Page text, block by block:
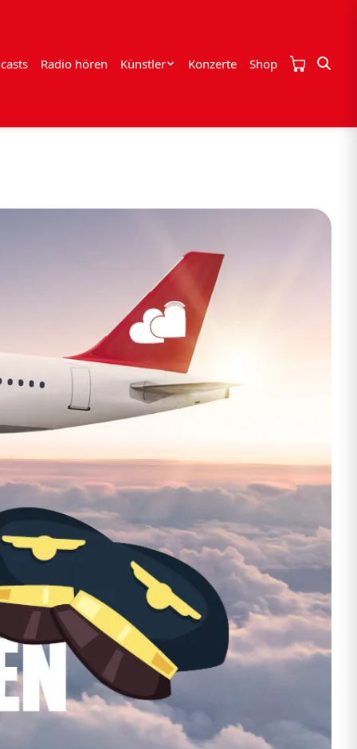
Radio hören Künstler Konzerte Shop